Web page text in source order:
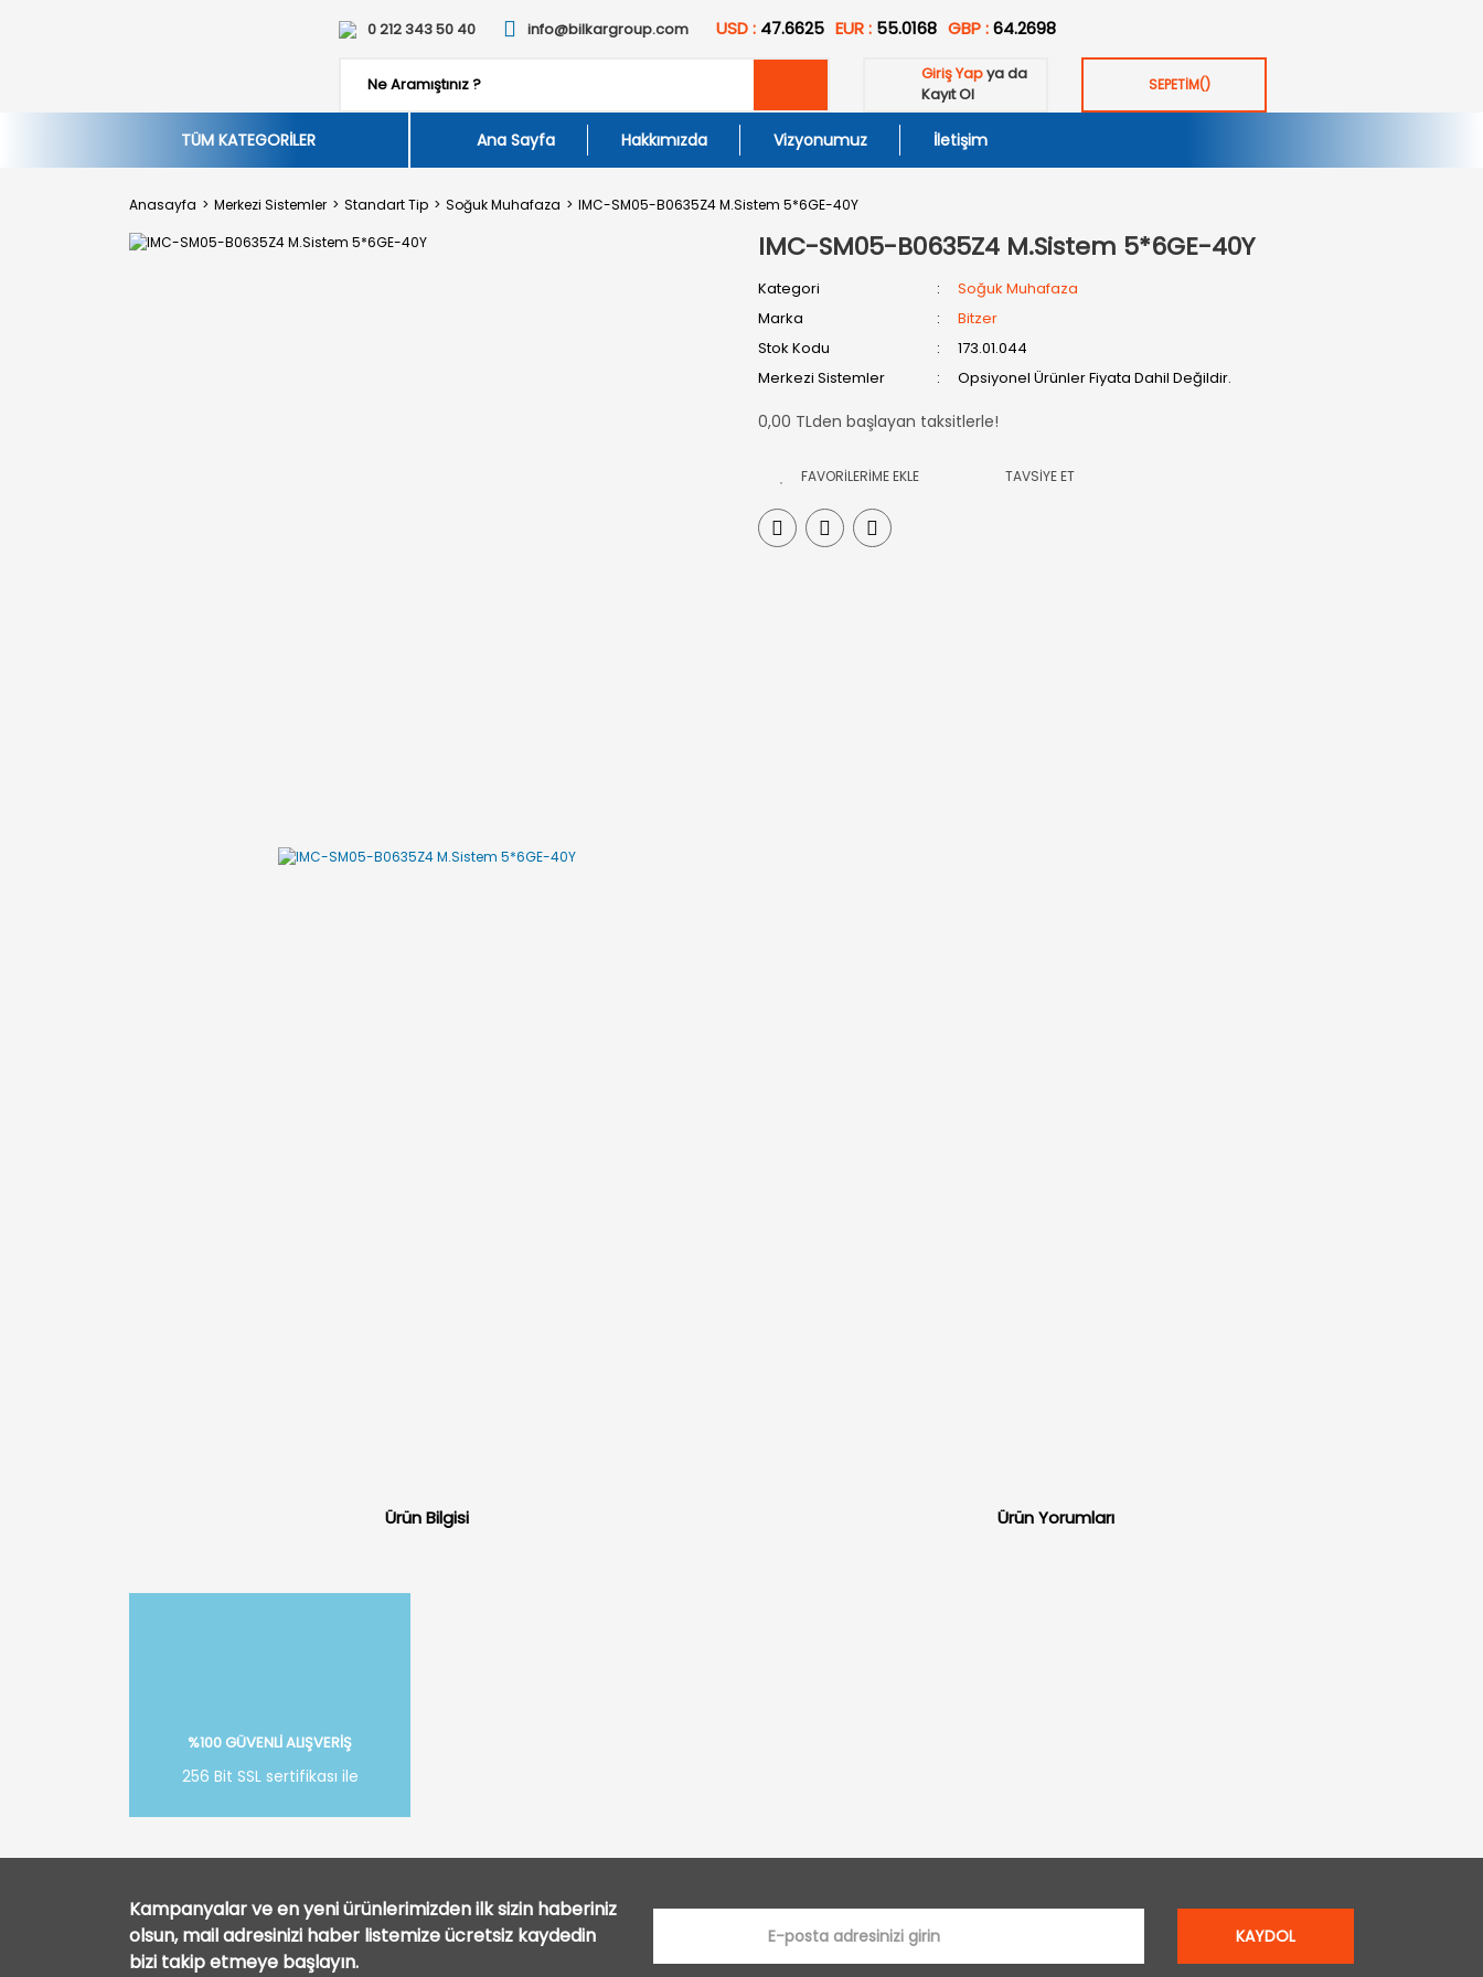
0 212 343 50 40 info@bilkargroup.com USD : 47.6625 EUR : 55.0168 GBP :64.2698
Giriş Yapya da
Kayıt Ol
SEPETİM()
TÜM KATEGORİLER Ana Sayfa Hakkımızda Vizyonumuz İletişim
Anasayfa Merkezi Sistemler Standart Tip Soğuk Muhafaza IMC-SM05-B0635Z4 M.Sistem 5*6GE-40Y
IMC-SM05-B0635Z4 M.Sistem 5*6GE-40Y
Kategori
Soğuk Muhafaza
Marka
Bitzer
Stok Kodu
173.01.044
Merkezi Sistemler
Opsiyonel Ürünler Fiyata Dahil Değildir.
0,00 TLden başlayan taksitlerle!
TAVSİYE ET
Ürün Bilgisi Ürün Yorumları
%100 GÜVENLİ ALIŞVERİŞ
256 Bit SSL sertifikası ile
Kampanyalar ve en yeni ürünlerimizden ilk sizin haberiniz
olsun, mail adresinizi haber listemize ücretsiz kaydedin
bizi takip etmeye başlayın.
KAYDOL